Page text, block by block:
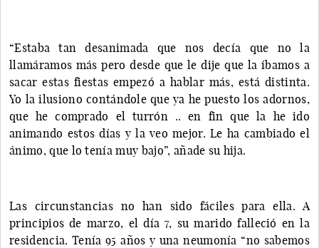
“Estaba tan desanimada que nos decía que no la
llamáramos más pero desde que le dije que la íbamos a
sacar estas fiestas empezó a hablar más, está distinta.
Yo la ilusiono contándole que ya he puesto los adornos,
que he comprado el turrón .. en fin que la he ido
animando estos días y la veo mejor. Le ha cambiado el
ánimo, que lo tenía muy bajo”, añade su hija.
Las circunstancias no han sido fáciles para ella. A
principios de marzo, el día 7, su marido falleció en la
residencia. Tenía 95 años y una neumonía “no sabemos